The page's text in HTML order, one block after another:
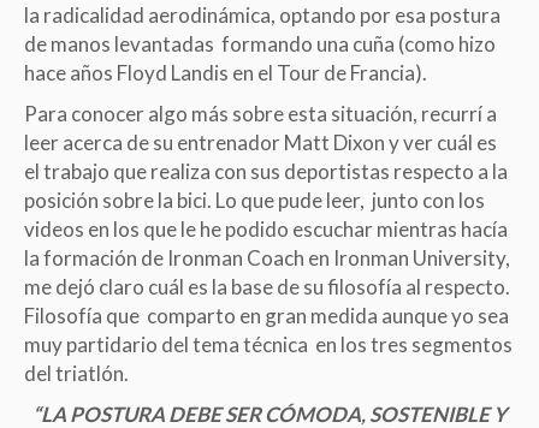
la radicalidad aerodinámica, optando por esa postura
de manos levantadas formando una cuña (como hizo
hace años Floyd Landis en el Tour de Francia).
Para conocer algo más sobre esta situación, recurrí a
leer acerca de su entrenador Matt Dixon y ver cuál es
el trabajo que realiza con sus deportistas respecto a la
posición sobre la bici. Lo que pude leer, junto con los
videos en los que le he podido escuchar mientras hacía
la formación de Ironman Coach en Ironman University,
me dejó claro cuál es la base de su filosofía al respecto.
Filosofía que comparto en gran medida aunque yo sea
muy partidario del tema técnica en los tres segmentos
del triatlón.
“LA POSTURA DEBE SER CÓMODA, SOSTENIBLE Y